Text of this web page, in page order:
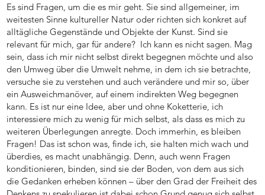
Es sind Fragen, um die es mir geht. Sie sind allgemeiner, im
weitesten Sinne kultureller Natur oder richten sich konkret auf
alltägliche Gegenstände und Objekte der Kunst. Sind sie
relevant für mich, gar für andere? Ich kann es nicht sagen. Mag
sein, dass ich mir nicht selbst direkt begegnen möchte und also
den Umweg über die Umwelt nehme, in dem ich sie betrachte,
versuche sie zu verstehen und auch verändere und mir so, über
ein Ausweichmanöver, auf einem indirekten Weg begegnen
kann. Es ist nur eine Idee, aber und ohne Koketterie, ich
interessiere mich zu wenig für mich selbst, als dass es mich zu
weiteren Überlegungen anregte. Doch immerhin, es bleiben
Fragen! Das ist schon was, finde ich, sie halten mich wach und
überdies, es macht unabhängig. Denn, auch wenn Fragen
konditionieren, binden, sind sie der Boden, von dem aus sich
die Gedanken erheben können – über den Grad der Freiheit des